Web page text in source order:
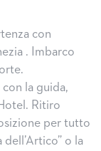
con
. Imbarco
la guida,
Ritiro
per tutto
o la